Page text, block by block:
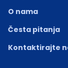
O nama
Česta pitanja
Kontaktirajte